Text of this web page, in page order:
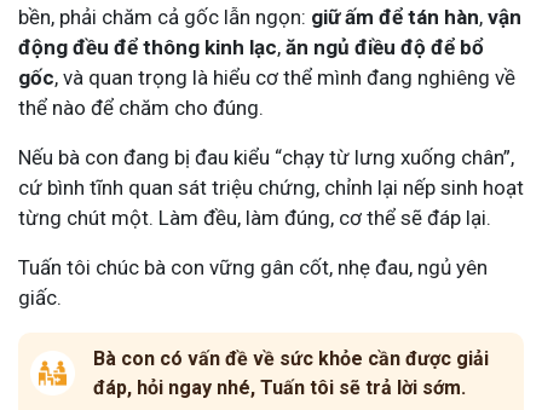
bền, phải chăm cả gốc lẫn ngọn: giữ ấm để tán hàn, vận
động đều để thông kinh lạc, ăn ngủ điều độ để bổ
gốc, và quan trọng là hiểu cơ thể mình đang nghiêng về
thể nào để chăm cho đúng.
Nếu bà con đang bị đau kiểu “chạy từ lưng xuống chân”,
cứ bình tĩnh quan sát triệu chứng, chỉnh lại nếp sinh hoạt
từng chút một. Làm đều, làm đúng, cơ thể sẽ đáp lại.
Tuấn tôi chúc bà con vững gân cốt, nhẹ đau, ngủ yên
giấc.
Bà con có vấn đề về sức khỏe cần được giải
đáp, hỏi ngay nhé, Tuấn tôi sẽ trả lời sớm.